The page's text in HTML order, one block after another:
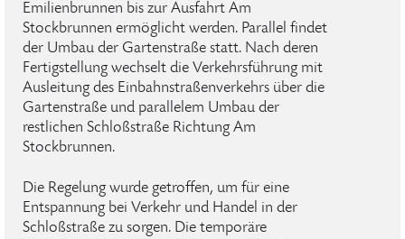
Emilienbrunnen bis zur Ausfahrt Am
Stockbrunnen ermöglicht werden. Parallel findet
der Umbau der Gartenstraße statt. Nach deren
Fertigstellung wechselt die Verkehrsführung mit
Ausleitung des Einbahnstraßenverkehrs über die
Gartenstraße und parallelem Umbau der
restlichen Schloßstraße Richtung Am
Stockbrunnen.
Die Regelung wurde getroffen, um für eine
Entspannung bei Verkehr und Handel in der
Schloßstraße zu sorgen. Die temporäre